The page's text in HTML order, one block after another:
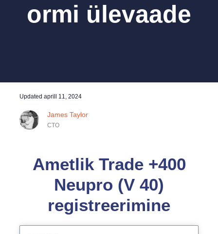
ormi ülevaade
Updated aprill 11, 2024
James Taylor
CTO
Ametlik Trade +400
Neupro (V 40)
registreerimine